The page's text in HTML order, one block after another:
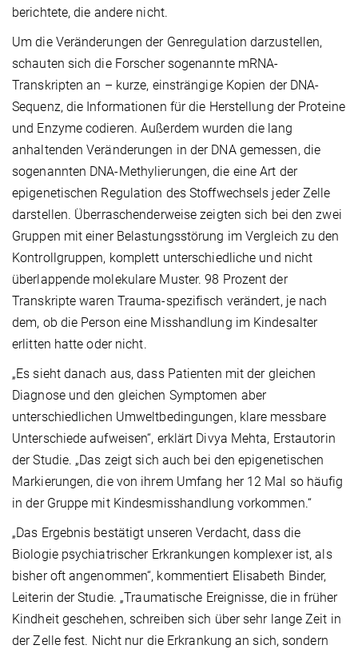
berichtete, die andere nicht.
Um die Veränderungen der Genregulation darzustellen,
schauten sich die Forscher sogenannte mRNA-
Transkripten an – kurze, einsträngige Kopien der DNA-
Sequenz, die Informationen für die Herstellung der Proteine
und Enzyme codieren. Außerdem wurden die lang
anhaltenden Veränderungen in der DNA gemessen, die
sogenannten DNA-Methylierungen, die eine Art der
epigenetischen Regulation des Stoffwechsels jeder Zelle
darstellen. Überraschenderweise zeigten sich bei den zwei
Gruppen mit einer Belastungsstörung im Vergleich zu den
Kontrollgruppen, komplett unterschiedliche und nicht
überlappende molekulare Muster. 98 Prozent der
Transkripte waren Trauma-spezifisch verändert, je nach
dem, ob die Person eine Misshandlung im Kindesalter
erlitten hatte oder nicht.
„Es sieht danach aus, dass Patienten mit der gleichen
Diagnose und den gleichen Symptomen aber
unterschiedlichen Umweltbedingungen, klare messbare
Unterschiede aufweisen“, erklärt Divya Mehta, Erstautorin
der Studie. „Das zeigt sich auch bei den epigenetischen
Markierungen, die von ihrem Umfang her 12 Mal so häufig
in der Gruppe mit Kindesmisshandlung vorkommen.“
„Das Ergebnis bestätigt unseren Verdacht, dass die
Biologie psychiatrischer Erkrankungen komplexer ist, als
bisher oft angenommen“, kommentiert Elisabeth Binder,
Leiterin der Studie. „Traumatische Ereignisse, die in früher
Kindheit geschehen, schreiben sich über sehr lange Zeit in
der Zelle fest. Nicht nur die Erkrankung an sich, sondern